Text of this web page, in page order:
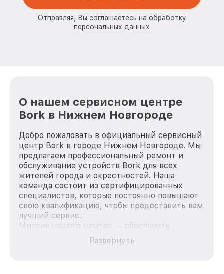
Отправляя, Вы соглашаетесь на обработку
персональных данных
О нашем сервисном центре
Bork в Нижнем Новгороде
Добро пожаловать в официальный сервисный
центр Bork в городе Нижнем Новгороде. Мы
предлагаем профессиональный ремонт и
обслуживание устройств Bork для всех
жителей города и окрестностей. Наша
команда состоит из сертифицированных
специалистов, которые постоянно повышают
свою квалификацию, чтобы предоставить вам
лучший сервис.
Миссия нашего центра — обеспечить
качественный и доступный ремонт для
каждого пользователя продукции Bork, вне
Развернуть